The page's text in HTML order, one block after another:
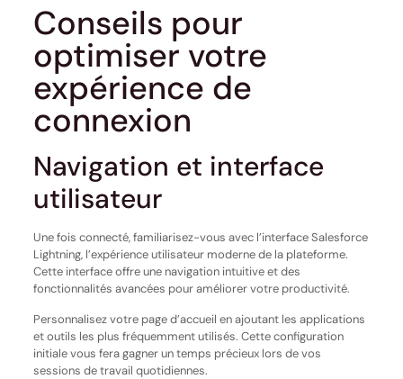
Conseils pour
optimiser votre
expérience de
connexion
Navigation et interface
utilisateur
Une fois connecté, familiarisez-vous avec l’interface Salesforce
Lightning, l’expérience utilisateur moderne de la plateforme.
Cette interface offre une navigation intuitive et des
fonctionnalités avancées pour améliorer votre productivité.
Personnalisez votre page d’accueil en ajoutant les applications
et outils les plus fréquemment utilisés. Cette configuration
initiale vous fera gagner un temps précieux lors de vos
sessions de travail quotidiennes.